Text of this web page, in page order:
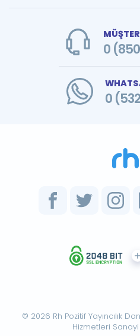
0
0
© 2026 Rh Pozitif Yayıncılık
Hizmetleri Sanayi